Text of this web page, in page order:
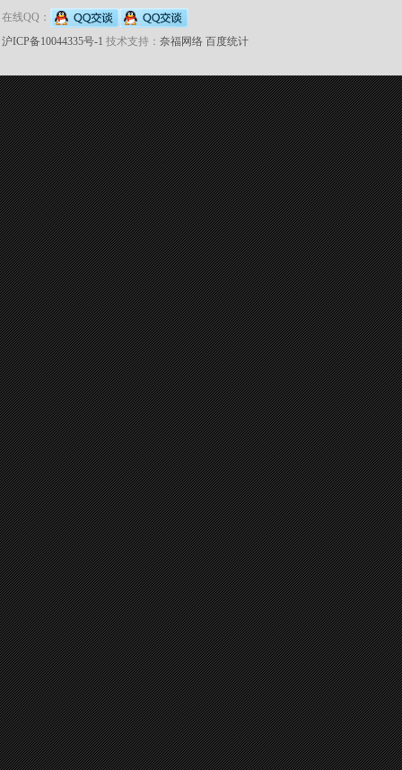
在线QQ：
沪ICP备10044335号-1 技术支持： 奈福网络 百度统计